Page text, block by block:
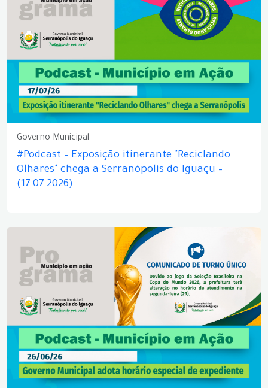
Governo Municipal
#Podcast – Exposição itinerante "Reciclando
Olhares" chega a Serranópolis do Iguaçu –
(17.07.2026)